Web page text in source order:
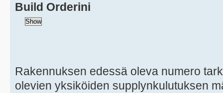
Build Orderini
Rakennuksen edessä oleva numero
olevien yksiköiden supplynkulutuksen